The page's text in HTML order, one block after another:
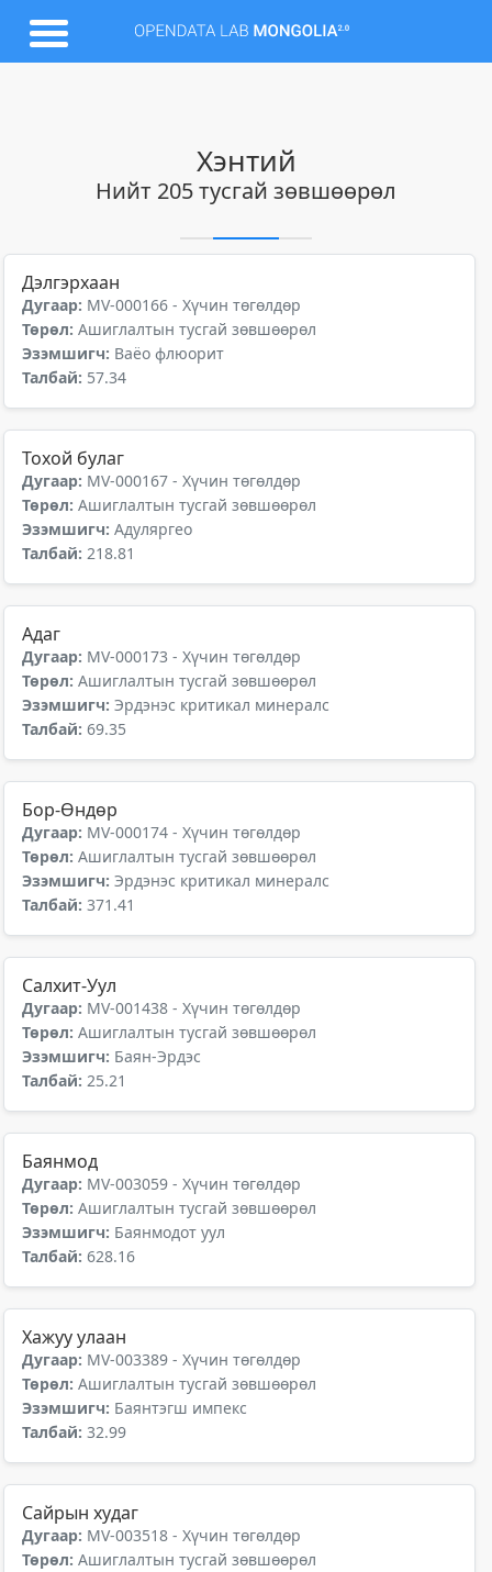
Хэнтий
Нийт 205 тусгай зөвшөөрөл
Дэлгэрхаан
Дугаар: MV-000166 - Хүчин төгөлдөр
Төрөл: Ашиглалтын тусгай зөвшөөрөл
Эзэмшигч: Ваёо флюорит
Талбай: 57.34
Тохой булаг
Дугаар: MV-000167 - Хүчин төгөлдөр
Төрөл: Ашиглалтын тусгай зөвшөөрөл
Эзэмшигч: Адуляргео
Талбай: 218.81
Адаг
Дугаар: MV-000173 - Хүчин төгөлдөр
Төрөл: Ашиглалтын тусгай зөвшөөрөл
Эзэмшигч: Эрдэнэс критикал минералс
Талбай: 69.35
Бор-Өндөр
Дугаар: MV-000174 - Хүчин төгөлдөр
Төрөл: Ашиглалтын тусгай зөвшөөрөл
Эзэмшигч: Эрдэнэс критикал минералс
Талбай: 371.41
Салхит-Уул
Дугаар: MV-001438 - Хүчин төгөлдөр
Төрөл: Ашиглалтын тусгай зөвшөөрөл
Эзэмшигч: Баян-Эрдэс
Талбай: 25.21
Баянмод
Дугаар: MV-003059 - Хүчин төгөлдөр
Төрөл: Ашиглалтын тусгай зөвшөөрөл
Эзэмшигч: Баянмодот уул
Талбай: 628.16
Хажуу улаан
Дугаар: MV-003389 - Хүчин төгөлдөр
Төрөл: Ашиглалтын тусгай зөвшөөрөл
Эзэмшигч: Баянтэгш импекс
Талбай: 32.99
Сайрын худаг
Дугаар: MV-003518 - Хүчин төгөлдөр
Төрөл: Ашиглалтын тусгай зөвшөөрөл